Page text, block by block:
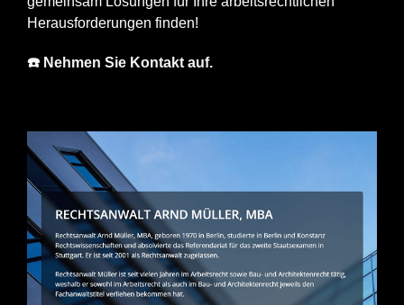
Herausforderungen finden!
☎️ Nehmen Sie Kontakt auf.